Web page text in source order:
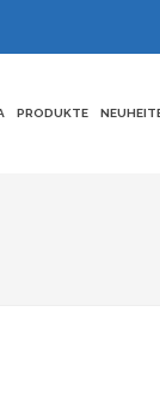
PRODUKTE